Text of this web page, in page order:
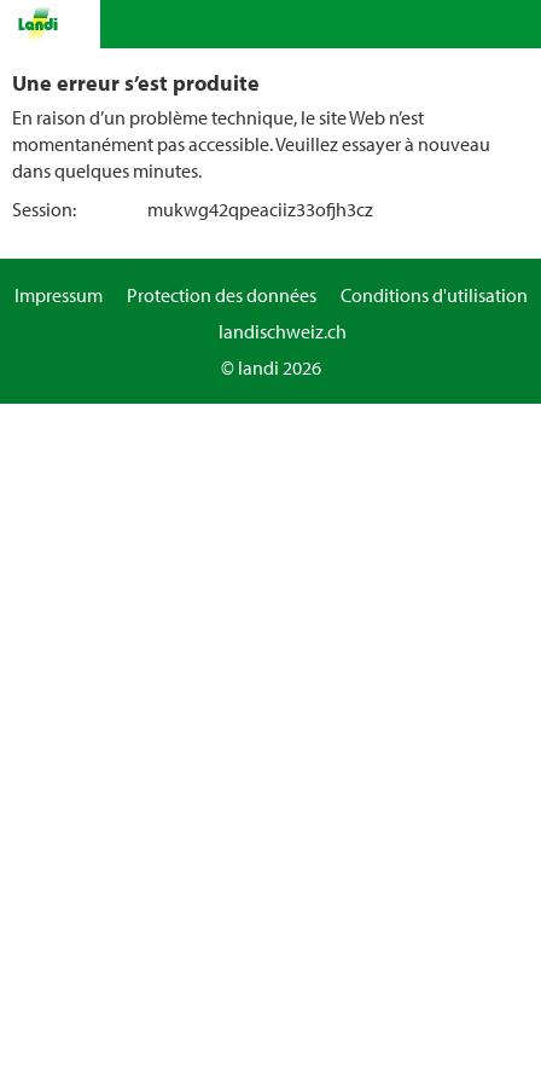
Une erreur s’est produite
En raison d’un problème technique, le site Web n’est
momentanément pas accessible. Veuillez essayer à nouveau
dans quelques minutes.
Session:
mukwg42qpeaciiz33ofjh3cz
Impressum Protection des données
Conditions d'utilisation
landischweiz.ch
© landi 2026